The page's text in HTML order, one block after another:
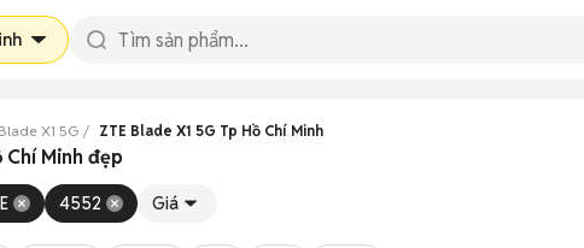
X1 5G ZTE Blade X1 5G Tp Hồ Chí Minh
Chí Minh đẹp
4552 Giá